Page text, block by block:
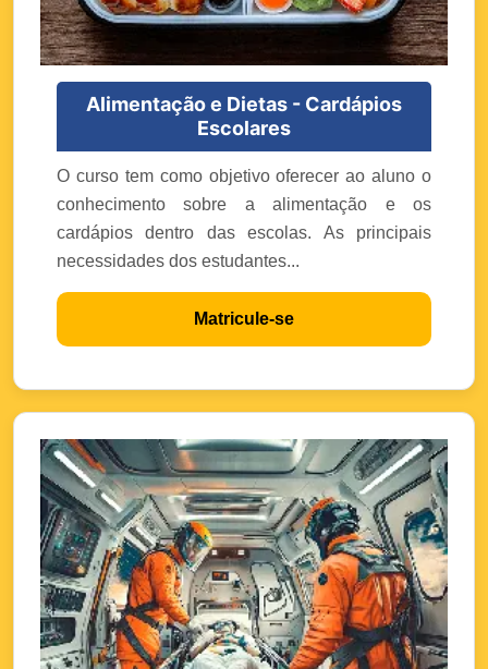
Alimentação e Dietas - Cardápios
Escolares
O curso tem como objetivo oferecer ao aluno o
conhecimento sobre a alimentação e os
cardápios dentro das escolas. As principais
necessidades dos estudantes...
Matricule-se